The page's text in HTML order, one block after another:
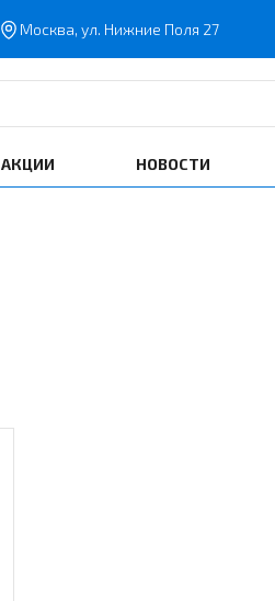
Москва, ул. Нижние Поля 27
АКЦИИ НОВОСТИ